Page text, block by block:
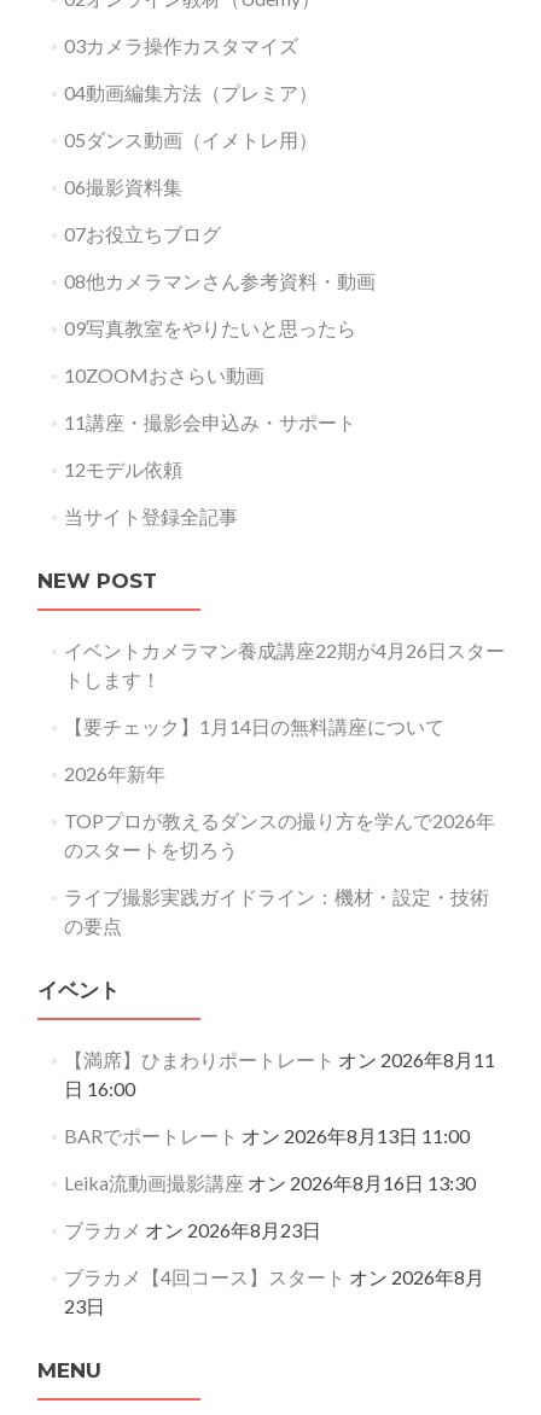
03カメラ操作カスタマイズ
04動画編集方法（プレミア）
05ダンス動画（イメトレ用）
06撮影資料集
07お役立ちブログ
08他カメラマンさん参考資料・動画
09写真教室をやりたいと思ったら
10ZOOMおさらい動画
11講座・撮影会申込み・サポート
12モデル依頼
当サイト登録全記事
NEW POST
イベントカメラマン養成講座22期が4月26日スター
トします！
【要チェック】1月14日の無料講座について
2026年新年
TOPプロが教えるダンスの撮り方を学んで2026年
のスタートを切ろう
ライブ撮影実践ガイドライン：機材・設定・技術
の要点
イベント
【満席】ひまわりポートレート オン 2026年8月11
日 16:00
BARでポートレート オン 2026年8月13日 11:00
Leika流動画撮影講座 オン 2026年8月16日 13:30
ブラカメ オン 2026年8月23日
ブラカメ【4回コース】スタート オン 2026年8月
23日
MENU